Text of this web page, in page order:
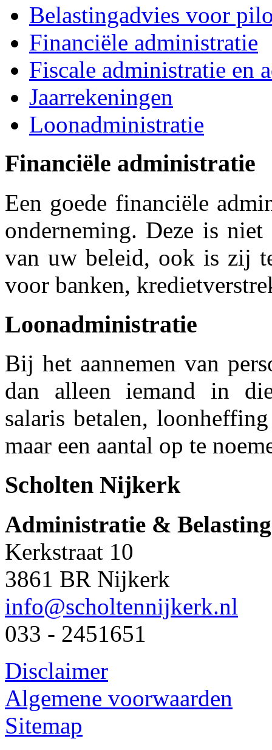
Belastingadvies voor
Financiële administratie
Fiscale administratie en
Jaarrekeningen
Loonadministratie
Financiële administratie
Een goede financiële
onderneming. Deze is
van uw beleid, ook is zij
voor banken,
Loonadministratie
Bij het aannemen van
dan alleen iemand in
salaris betalen,
maar een aantal op te
Scholten Nijkerk
Administratie &
Kerkstraat 10
3861 BR Nijkerk
info@scholtennijkerk.nl
033 - 2451651
Disclaimer
Algemene voorwaarden
Sitemap